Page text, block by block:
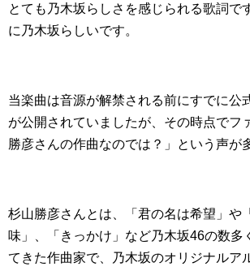
とても乃木坂らしさを感じられる歌詞で
に乃木坂らしいです。
当楽曲は音源が解禁される前にすでに公
が公開されていましたが、その時点でフ
勝彦さんの作曲なのでは？」という声が
杉山勝彦さんとは、「君の名は希望」や
味」、「きっかけ」など乃木坂46の数多
てきた作曲家で、乃木坂のオリジナルア